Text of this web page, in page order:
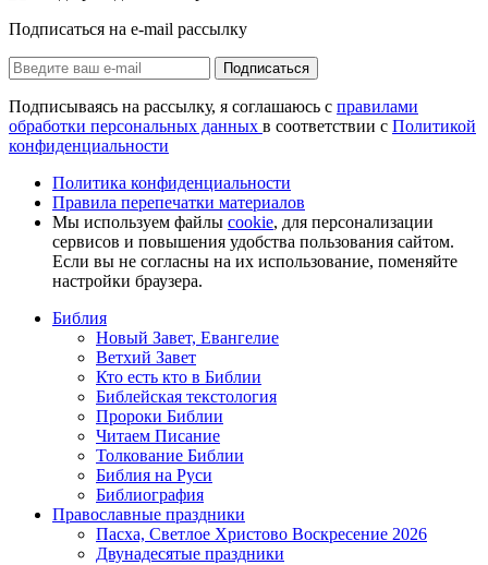
Подписаться на e-mail рассылку
Подписаться
Подписываясь на рассылку, я соглашаюсь с правилами
обработки персональных данных в соответствии с Политикой
конфиденциальности
Политика конфиденциальности
Правила перепечатки материалов
Мы используем файлы cookie, для персонализации
сервисов и повышения удобства пользования сайтом.
Если вы не согласны на их использование, поменяйте
настройки браузера.
Библия
Новый Завет, Евангелие
Ветхий Завет
Кто есть кто в Библии
Библейская текстология
Пророки Библии
Читаем Писание
Толкование Библии
Библия на Руси
Библиография
Православные праздники
Пасха, Светлое Христово Воскресение 2026
Двунадесятые праздники